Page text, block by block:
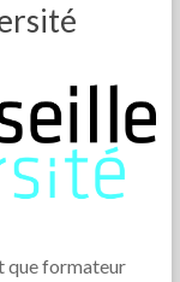
que formateur